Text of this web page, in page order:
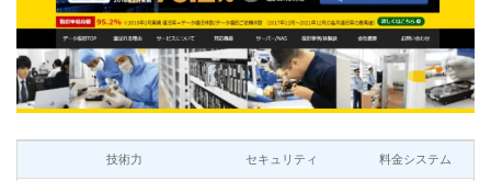
技術力 セキュリティ 料金システム